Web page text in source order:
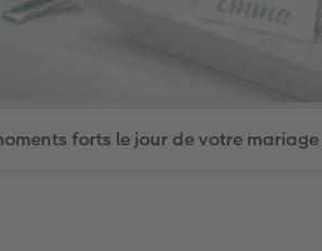
forts le jour de votre mariage